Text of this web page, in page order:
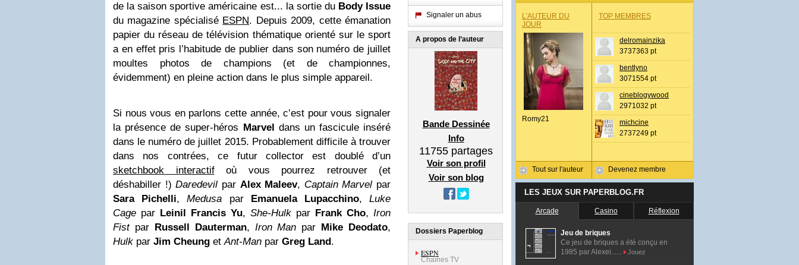
de la saison sportive américaine est... la sortie du Body Issue
du magazine spécialisé ESPN. Depuis 2009, cette émanation
papier du réseau de télévision thématique orienté sur le sport
a en effet pris l’habitude de publier dans son numéro de juillet
moultes photos de champions (et de championnes,
évidemment) en pleine action dans le plus simple appareil.
Si nous vous en parlons cette année, c’est pour vous signaler
la présence de super-héros Marvel dans un fascicule inséré
dans le numéro de juillet 2015. Probablement difficile à trouver
dans nos contrées, ce futur collector est doublé d’un
sketchbook interactifoù vous pourrez retrouver (et
déshabiller !)Daredevil par Alex Maleev, Captain Marvel par
Sara Pichelli,Medusa par Emanuela Lupacchino,Luke
Cage par Leinil Francis Yu, She-Hulk par Frank Cho, Iron
Fistpar Russell Dauterman, Iron Man par Mike Deodato,
Hulk par Jim Cheung etAnt-Man par Greg Land.
Signaler un abus
A propos de l’auteur
Bande Dessinée
Info
11755 partages
Voir son profil
Voir son blog
Dossiers Paperblog
ESPN
Chaînes TV
L’AUTEUR DU
JOUR
Romy21
Tout sur l'auteur
TOP MEMBRES
delromainzika
3737363 pt
bentlyno
3071554 pt
cineblogywood
2971032 pt
michcine
2737249 pt
Devenez membre
LES JEUX SUR PAPERBLOG.FR
Arcade Casino Réflexion
Jeu de briques
Ce jeu de briques a été conçu en
1985 par Alexei......
Jouez